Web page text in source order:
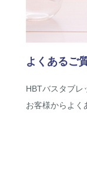
よくあるご
HBTバスタブレ
お客様からよく